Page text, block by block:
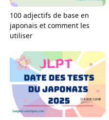
100 adjectifs de base en
japonais et comment les
utiliser